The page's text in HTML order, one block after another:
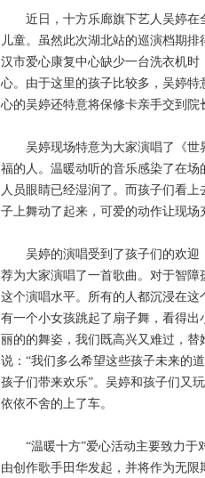
近日，十方乐廊旗下艺人吴婷在
儿童。虽然此次湖北站的巡演档期
汉市爱心康复中心缺少一台洗衣机
心。由于这里的孩子比较多，吴婷
心的吴婷还特意将保修卡亲手交到院
吴婷现场特意为大家演唱了《世
福的人。温暖动听的音乐感染了在
人员眼睛已经湿润了。而孩子们看
子上舞动了起来，可爱的动作让现场
吴婷的演唱受到了孩子们的欢迎
荐为大家演唱了一首歌曲。对于智
这个演唱水平。所有的人都沉浸在
有一个小女孩跳起了扇子舞，看得
丽的的舞姿，我们既高兴又难过，
说：“我们多么希望这些孩子未来的
孩子们带来欢乐”。吴婷和孩子们又
依依不舍的上了车。
“温暖十方”爱心活动主要致力于
由创作歌手田华发起，并将作为无